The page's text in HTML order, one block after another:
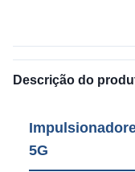
Descrição do
5G